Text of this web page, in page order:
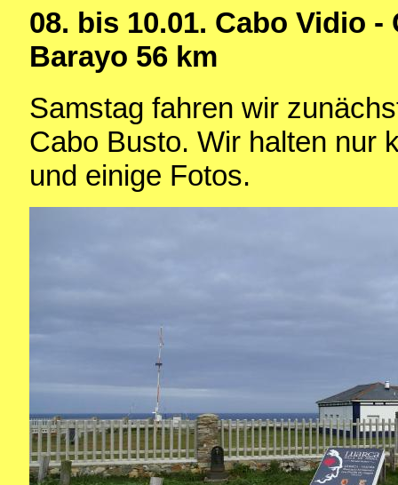
08. bis 10.01. Cabo Vidio
Barayo 56 km
Samstag fahren wir
Cabo Busto. Wir halten nur
und einige Fotos.